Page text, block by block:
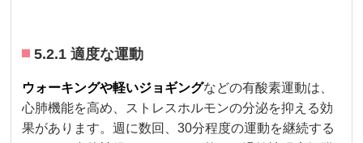
5.2.1 適度な運動
ウォーキングや軽いジョギングなどの有酸素運動は、
心肺機能を高め、ストレスホルモンの分泌を抑える効
果があります。週に数回、30分程度の運動を継続する